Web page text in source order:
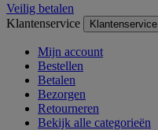
Veilig betalen
Klantenservice
Klantenservice
Mijn account
Bestellen
Betalen
Bezorgen
Retourneren
Bekijk alle categorieën